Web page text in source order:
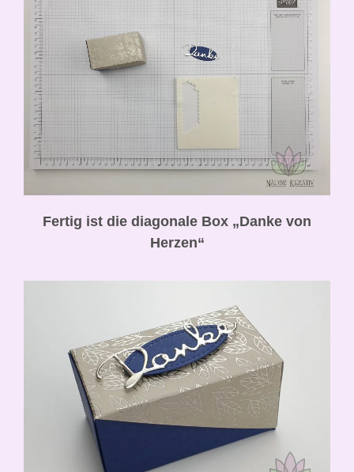
Fertig ist die diagonale Box „Danke von
Herzen“